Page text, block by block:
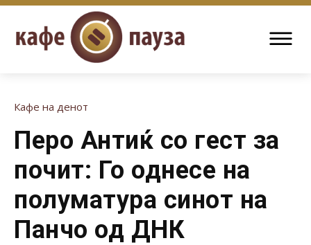
Кафе на денот
Перо Антиќ со гест за
почит: Го однесе на
полуматура синот на
Панчо од ДНК